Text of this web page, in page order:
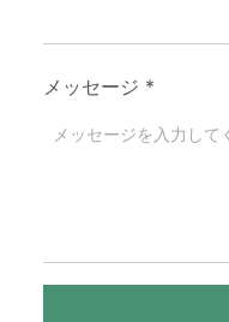
メッセージ *